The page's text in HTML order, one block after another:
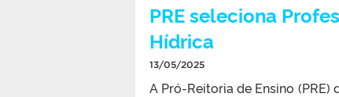
PRE seleciona
Hídrica
13/05/2025
A Pró-Reitoria de Ensino